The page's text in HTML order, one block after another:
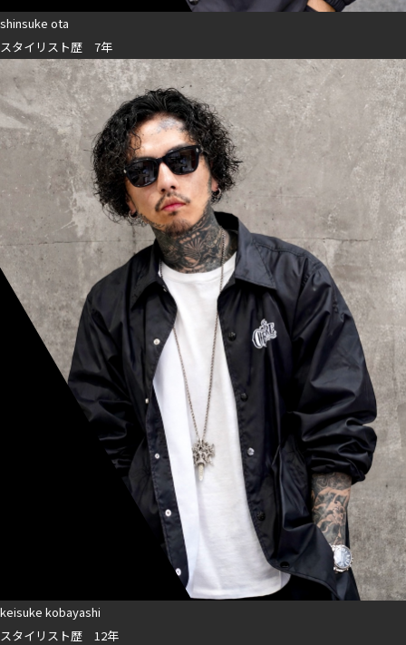
shinsuke ota
スタイリスト歴 7年
keisuke kobayashi
スタイリスト歴 12年